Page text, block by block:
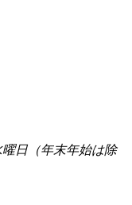
日（年末年始は除